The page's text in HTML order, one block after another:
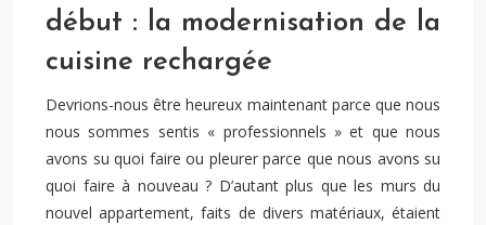
début : la modernisation de la
cuisine rechargée
Devrions-nous être heureux maintenant parce que nous
nous sommes sentis « professionnels » et que nous
avons su quoi faire ou pleurer parce que nous avons su
quoi faire à nouveau ? D’autant plus que les murs du
nouvel appartement, faits de divers matériaux, étaient